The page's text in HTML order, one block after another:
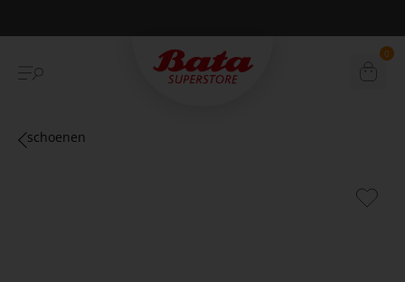
Betaal achteraf met Klarna 0
schoenen